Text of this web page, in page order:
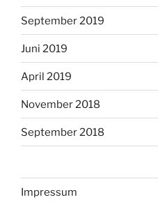
September 2019
Juni 2019
April 2019
November 2018
September 2018
Impressum